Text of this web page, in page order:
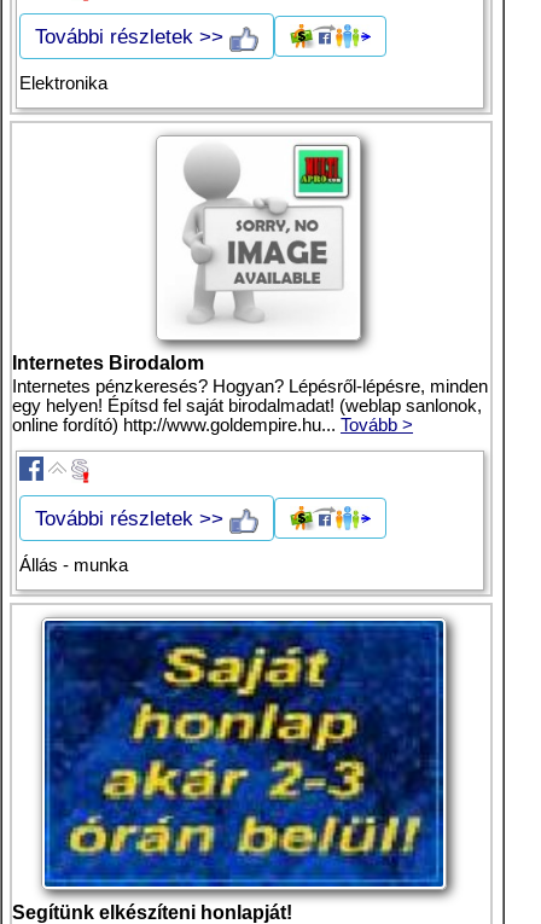
További részletek >>
Elektronika
Internetes Birodalom
Internetes pénzkeresés? Hogyan? Lépésről-lépésre, minden
egy helyen! Építsd fel saját birodalmadat! (weblap sanlonok,
online fordító) http://www.goldempire.hu... Tovább >
További részletek >>
Állás - munka
Segítünk elkészíteni honlapját!